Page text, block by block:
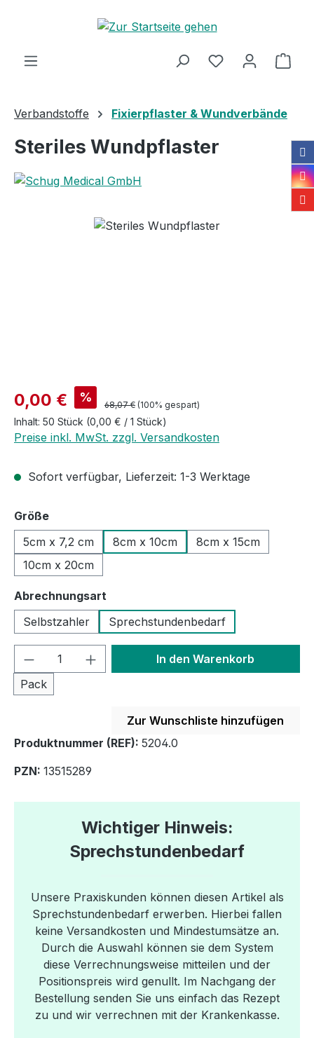
Zum Hauptinhalt springen
Verbandstoffe Fixierpflaster & Wundverbände
Steriles Wundpflaster
Bildergalerie überspringen
Verkaufspreis:
0,00 € % Regulärer Preis:
68,07 € (100% gespart)
Inhalt: 50 Stück (0,00 € / 1 Stück)
Preise inkl. MwSt. zzgl. Versandkosten
Sofort verfügbar, Lieferzeit: 1-3 Werktage
Größeauswählen
5cm x 7,2 cm
8cm x 10cm
8cm x 15cm
10cm x 20cm
Abrechnungsart
Selbstzahler
Sprechstundenbedarf
Produkt Anzahl: Gib den
Pack
In den Warenkorb
Zur Wunschliste hinzufügen
Produktnummer (REF): 5204.0
PZN: 13515289
Wichtiger Hinweis:
Sprechstundenbedarf
Unsere Praxiskunden können diesen Artikel als
Sprechstundenbedarf erwerben. Hierbei fallen
keine Versandkosten und Mindestumsätze an.
Durch die Auswahl können sie dem System
diese Verrechnungsweise mitteilen und der
Positionspreis wird genullt. Im Nachgang der
Bestellung senden Sie uns einfach das Rezept
zu und wir verrechnen mit der Krankenkasse.